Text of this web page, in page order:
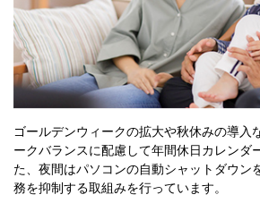
ゴールデンウィークの拡大や秋休みの導入
ークバランスに配慮して年間休日カレンダ
た、夜間はパソコンの自動シャットダウン
務を抑制する取組みを行っています。